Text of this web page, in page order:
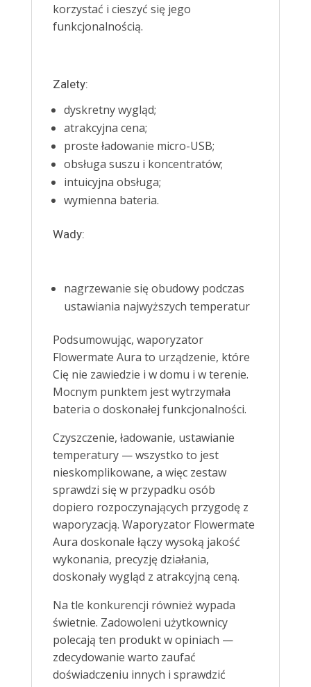
korzystać i cieszyć się jego
funkcjonalnością.
Zalety:
dyskretny wygląd;
atrakcyjna cena;
proste ładowanie micro-USB;
obsługa suszu i koncentratów;
intuicyjna obsługa;
wymienna bateria.
Wady:
nagrzewanie się obudowy podczas
ustawiania najwyższych temperatur
Podsumowując, waporyzator
Flowermate Aura to urządzenie, które
Cię nie zawiedzie i w domu i w terenie.
Mocnym punktem jest wytrzymała
bateria o doskonałej funkcjonalności.
Czyszczenie, ładowanie, ustawianie
temperatury — wszystko to jest
nieskomplikowane, a więc zestaw
sprawdzi się w przypadku osób
dopiero rozpoczynających przygodę z
waporyzacją. Waporyzator Flowermate
Aura doskonale łączy wysoką jakość
wykonania, precyzję działania,
doskonały wygląd z atrakcyjną ceną.
Na tle konkurencji również wypada
świetnie. Zadowoleni użytkownicy
polecają ten produkt w opiniach —
zdecydowanie warto zaufać
doświadczeniu innych i sprawdzić